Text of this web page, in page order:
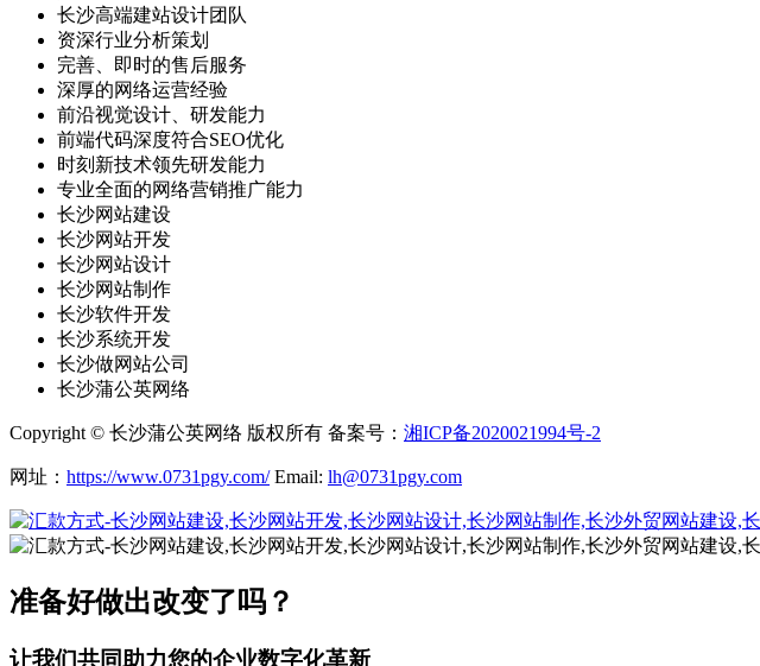
长沙高端建站设计团队
资深行业分析策划
完善、即时的售后服务
深厚的网络运营经验
前沿视觉设计、研发能力
前端代码深度符合SEO优化
时刻新技术领先研发能力
专业全面的网络营销推广能力
长沙网站建设
长沙网站开发
长沙网站设计
长沙网站制作
长沙软件开发
长沙系统开发
长沙做网站公司
长沙蒲公英网络
Copyright © 长沙蒲公英网络 版权所有 备案号： 湘ICP备2020021994号-2
网址： https://www.0731pgy.com/ Email: lh@0731pgy.com
准备好做出改变了吗？
让我们共同助力您的企业数字化革新